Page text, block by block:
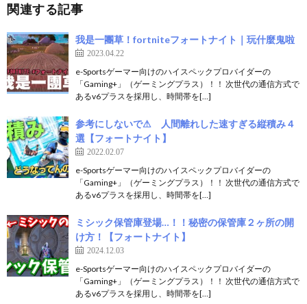
関連する記事
我是一團草！fortniteフォートナイト｜玩什麼鬼啦
2023.04.22
e-Sportsゲーマー向けのハイスペックプロバイダーの
「Gaming+」（ゲーミングプラス）！！ 次世代の通信方式で
あるv6プラスを採用し、時間帯を[…]
参考にしないで⚠ 人間離れした速すぎる縦積み４
選【フォートナイト】
2022.02.07
e-Sportsゲーマー向けのハイスペックプロバイダーの
「Gaming+」（ゲーミングプラス）！！ 次世代の通信方式で
あるv6プラスを採用し、時間帯を[…]
ミシック保管庫登場…！！秘密の保管庫２ヶ所の開
け方！【フォートナイト】
2024.12.03
e-Sportsゲーマー向けのハイスペックプロバイダーの
「Gaming+」（ゲーミングプラス）！！ 次世代の通信方式で
あるv6プラスを採用し、時間帯を[…]